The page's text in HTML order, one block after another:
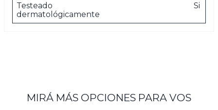
Testeado
dermatológicamente
Si
MIRÁ MÁS OPCIONES PARA VOS